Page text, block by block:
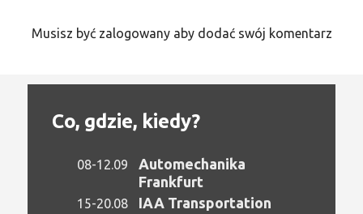
Musisz być zalogowany aby dodać swój komentarz
Co, gdzie, kiedy?
08-12.09
Automechanika
Frankfurt
15-20.08 IAA Transportation